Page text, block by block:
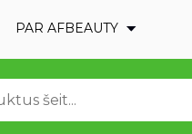
PAR AFBEAUTY